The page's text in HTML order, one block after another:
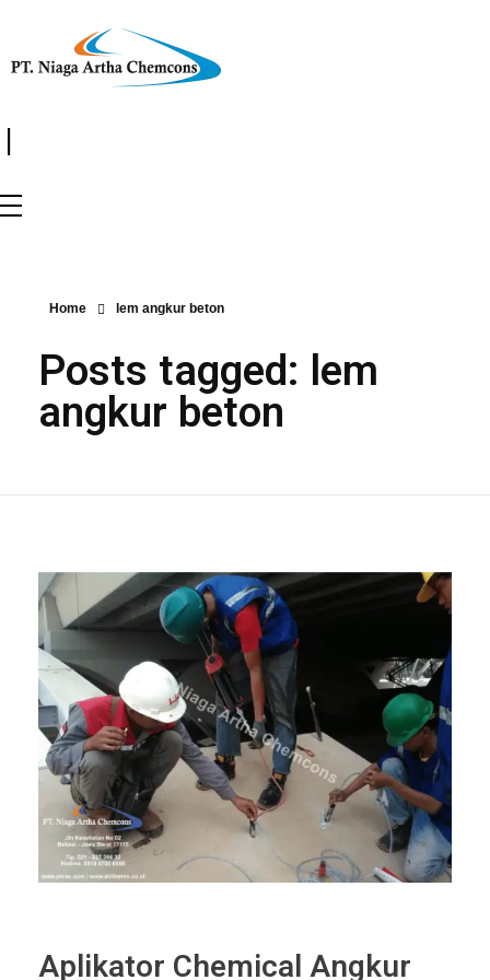
|
Home lem angkur beton
Posts tagged: lem
angkur beton
Aplikator Chemical Angkur